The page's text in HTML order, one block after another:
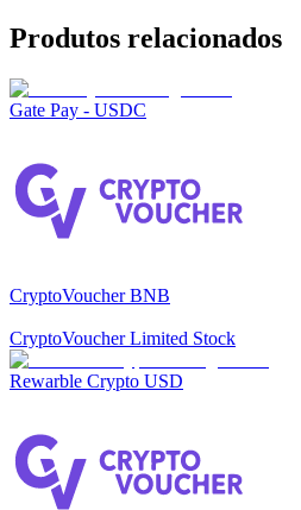
Produtos relacionados
Gate Pay - USDC
CryptoVoucher BNB
CryptoVoucher Limited Stock
Rewarble Crypto USD